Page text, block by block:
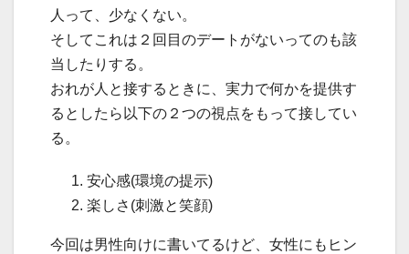
人って、少なくない。
そしてこれは２回目のデートがないってのも該
当したりする。
おれが人と接するときに、実力で何かを提供す
るとしたら以下の２つの視点をもって接してい
る。
安心感(環境の提示)
楽しさ(刺激と笑顔)
今回は男性向けに書いてるけど、女性にもヒン